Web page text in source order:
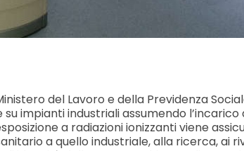
del Lavoro e della Previdenza
impianti industriali assumendo
a radiazioni ionizzanti viene
a quello industriale, alla ricerca, ai